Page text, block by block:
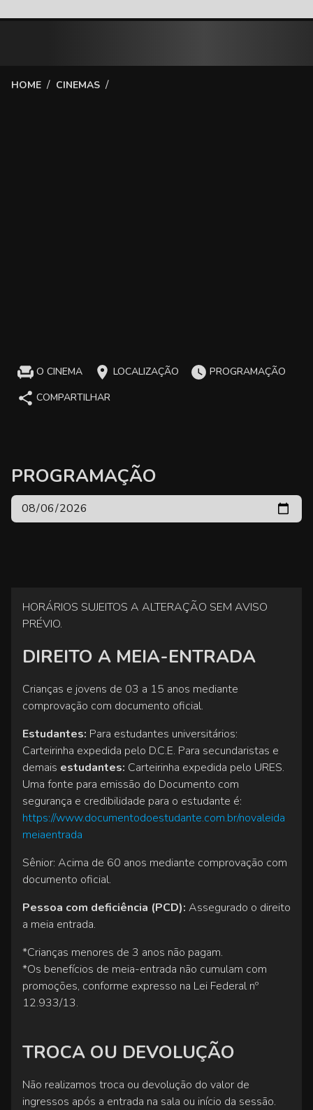
HOME / CINEMAS /
O CINEMA LOCALIZAÇÃO
PROGRAMAÇÃO
COMPARTILHAR
PROGRAMAÇÃO
HORÁRIOS SUJEITOS A ALTERAÇÃO SEM AVISO
PRÉVIO.
DIREITO A MEIA-ENTRADA
Crianças e jovens de 03 a 15 anos mediante
comprovação com documento oficial.
Estudantes: Para estudantes universitários:
Carteirinha expedida pelo D.C.E. Para secundaristas e
demais estudantes: Carteirinha expedida pelo URES.
Uma fonte para emissão do Documento com
segurança e credibilidade para o estudante é:
https://www.documentodoestudante.com.br/novaleida
meiaentrada
Sênior: Acima de 60 anos mediante comprovação com
documento oficial.
Pessoa com deficiência (PCD): Assegurado o direito
a meia entrada.
*Crianças menores de 3 anos não pagam.
*Os benefícios de meia-entrada não cumulam com
promoções, conforme expresso na Lei Federal nº
12.933/13.
TROCA OU DEVOLUÇÃO
Não realizamos troca ou devolução do valor de
ingressos após a entrada na sala ou início da sessão.